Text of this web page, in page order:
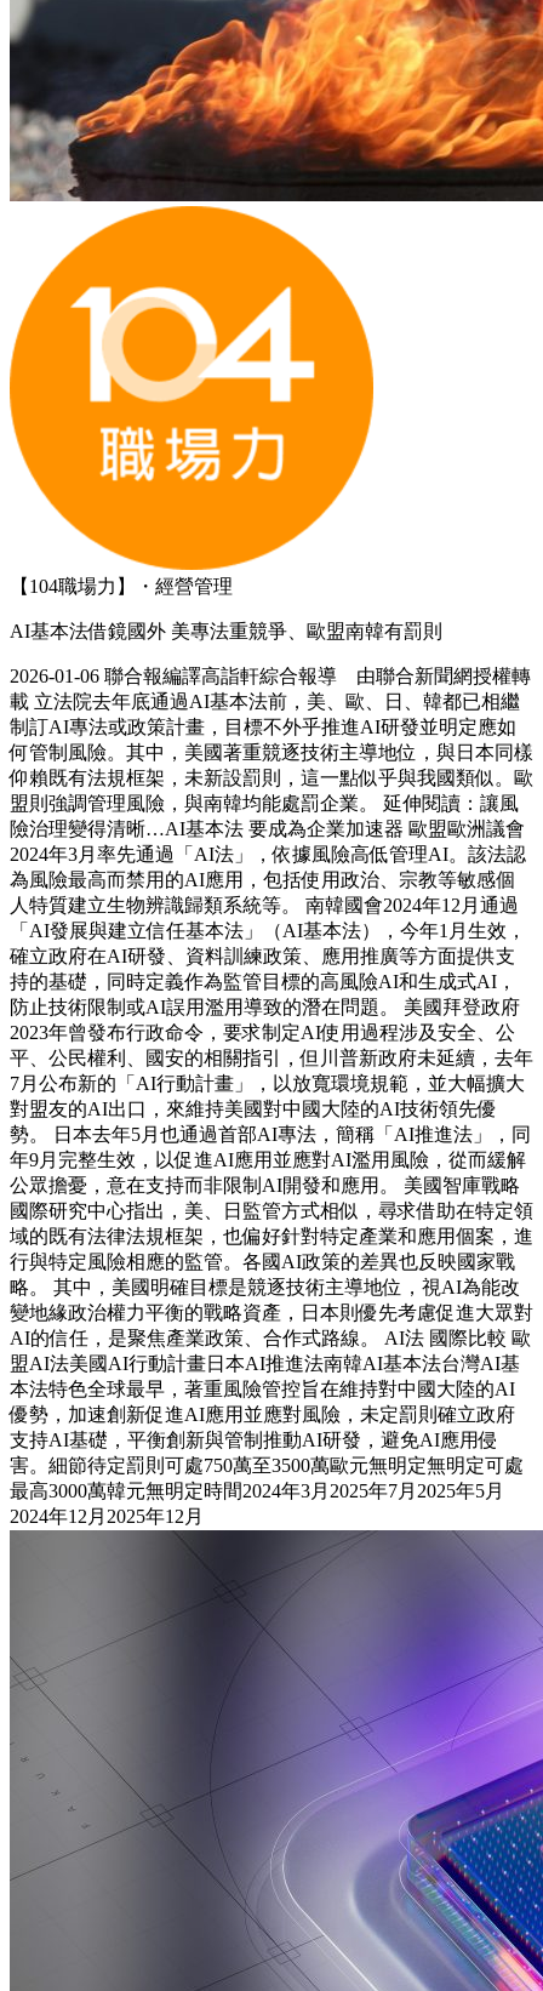
【104職場力】・經營管理
AI基本法借鏡國外 美專法重競爭、歐盟南韓有罰則
2026-01-06 聯合報編譯高詣軒綜合報導 由聯合新聞網授權轉
載 立法院去年底通過AI基本法前，美、歐、日、韓都已相繼
制訂AI專法或政策計畫，目標不外乎推進AI研發並明定應如
何管制風險。其中，美國著重競逐技術主導地位，與日本同樣
仰賴既有法規框架，未新設罰則，這一點似乎與我國類似。歐
盟則強調管理風險，與南韓均能處罰企業。 延伸閱讀：讓風
險治理變得清晰…AI基本法 要成為企業加速器 歐盟歐洲議會
2024年3月率先通過「AI法」，依據風險高低管理AI。該法認
為風險最高而禁用的AI應用，包括使用政治、宗教等敏感個
人特質建立生物辨識歸類系統等。 南韓國會2024年12月通過
「AI發展與建立信任基本法」（AI基本法），今年1月生效，
確立政府在AI研發、資料訓練政策、應用推廣等方面提供支
持的基礎，同時定義作為監管目標的高風險AI和生成式AI，
防止技術限制或AI誤用濫用導致的潛在問題。 美國拜登政府
2023年曾發布行政命令，要求制定AI使用過程涉及安全、公
平、公民權利、國安的相關指引，但川普新政府未延續，去年
7月公布新的「AI行動計畫」，以放寬環境規範，並大幅擴大
對盟友的AI出口，來維持美國對中國大陸的AI技術領先優
勢。 日本去年5月也通過首部AI專法，簡稱「AI推進法」，同
年9月完整生效，以促進AI應用並應對AI濫用風險，從而緩解
公眾擔憂，意在支持而非限制AI開發和應用。 美國智庫戰略
國際研究中心指出，美、日監管方式相似，尋求借助在特定領
域的既有法律法規框架，也偏好針對特定產業和應用個案，進
行與特定風險相應的監管。各國AI政策的差異也反映國家戰
略。 其中，美國明確目標是競逐技術主導地位，視AI為能改
變地緣政治權力平衡的戰略資產，日本則優先考慮促進大眾對
AI的信任，是聚焦產業政策、合作式路線。 AI法 國際比較 歐
盟AI法美國AI行動計畫日本AI推進法南韓AI基本法台灣AI基
本法特色全球最早，著重風險管控旨在維持對中國大陸的AI
優勢，加速創新促進AI應用並應對風險，未定罰則確立政府
支持AI基礎，平衡創新與管制推動AI研發，避免AI應用侵
害。細節待定罰則可處750萬至3500萬歐元無明定無明定可處
最高3000萬韓元無明定時間2024年3月2025年7月2025年5月
2024年12月2025年12月